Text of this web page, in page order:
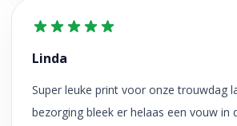
Linda
Super leuke print voor onze trouwdag
bezorging bleek er helaas een vouw in